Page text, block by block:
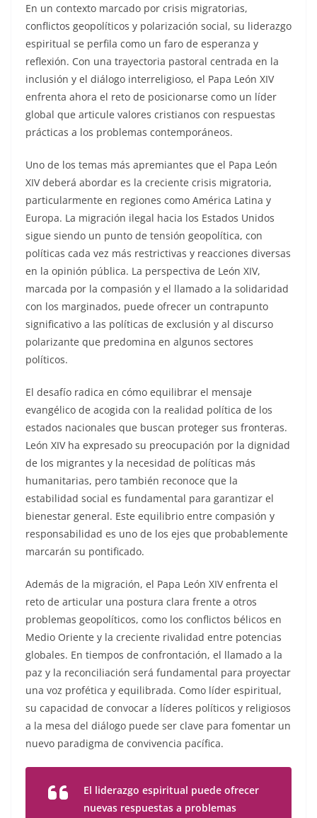
En un contexto marcado por crisis migratorias,
conflictos geopolíticos y polarización social, su liderazgo
espiritual se perfila como un faro de esperanza y
reflexión. Con una trayectoria pastoral centrada en la
inclusión y el diálogo interreligioso, el Papa León XIV
enfrenta ahora el reto de posicionarse como un líder
global que articule valores cristianos con respuestas
prácticas a los problemas contemporáneos.
Uno de los temas más apremiantes que el Papa León
XIV deberá abordar es la creciente crisis migratoria,
particularmente en regiones como América Latina y
Europa. La migración ilegal hacia los Estados Unidos
sigue siendo un punto de tensión geopolítica, con
políticas cada vez más restrictivas y reacciones diversas
en la opinión pública. La perspectiva de León XIV,
marcada por la compasión y el llamado a la solidaridad
con los marginados, puede ofrecer un contrapunto
significativo a las políticas de exclusión y al discurso
polarizante que predomina en algunos sectores
políticos.
El desafío radica en cómo equilibrar el mensaje
evangélico de acogida con la realidad política de los
estados nacionales que buscan proteger sus fronteras.
León XIV ha expresado su preocupación por la dignidad
de los migrantes y la necesidad de políticas más
humanitarias, pero también reconoce que la
estabilidad social es fundamental para garantizar el
bienestar general. Este equilibrio entre compasión y
responsabilidad es uno de los ejes que probablemente
marcarán su pontificado.
Además de la migración, el Papa León XIV enfrenta el
reto de articular una postura clara frente a otros
problemas geopolíticos, como los conflictos bélicos en
Medio Oriente y la creciente rivalidad entre potencias
globales. En tiempos de confrontación, el llamado a la
paz y la reconciliación será fundamental para proyectar
una voz profética y equilibrada. Como líder espiritual,
su capacidad de convocar a líderes políticos y religiosos
a la mesa del diálogo puede ser clave para fomentar un
nuevo paradigma de convivencia pacífica.
El liderazgo espiritual puede ofrecer
nuevas respuestas a problemas